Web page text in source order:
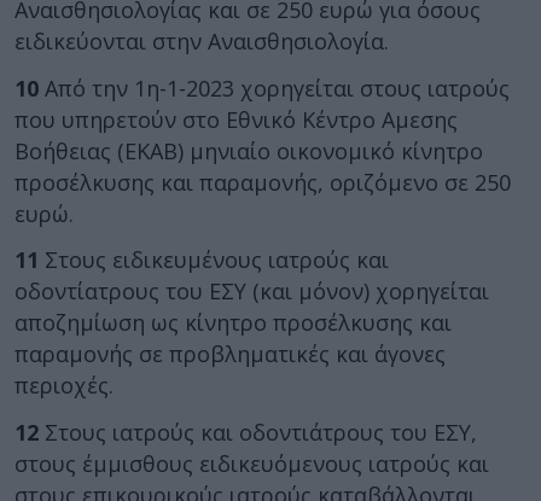
Αναισθησιολογίας και σε 250 ευρώ για όσους
ειδικεύονται στην Αναισθησιολογία.
10 Από την 1η-1-2023 χορηγείται στους ιατρούς
που υπηρετούν στο Εθνικό Κέντρο Αμεσης
Βοήθειας (ΕΚΑΒ) μηνιαίο οικονομικό κίνητρο
προσέλκυσης και παραμονής, οριζόμενο σε 250
ευρώ.
11 Στους ειδικευμένους ιατρούς και
οδοντίατρους του ΕΣΥ (και μόνον) χορηγείται
αποζημίωση ως κίνητρο προσέλκυσης και
παραμονής σε προβληματικές και άγονες
περιοχές.
12 Στους ιατρούς και οδοντιάτρους του ΕΣΥ,
στους έμμισθους ειδικευόμενους ιατρούς και
στους επικουρικούς ιατρούς καταβάλλονται